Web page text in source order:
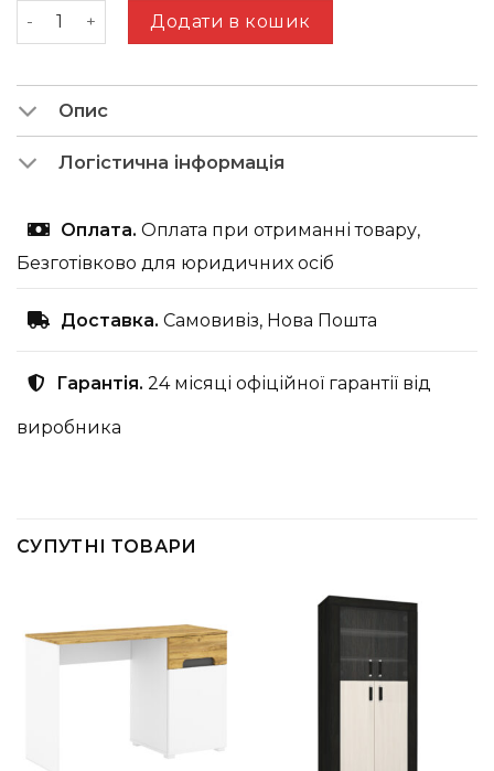
Комод 1Д2Ш Eridan G кількість
Додати в кошик
Опис
Логістична інформація
Оплата. Оплата при отриманні товару,
Безготівково для юридичних осіб
Доставка. Самовивіз, Нова Пошта
Гарантія. 24 місяці офіційної гарантії від
виробника
СУПУТНІ ТОВАРИ